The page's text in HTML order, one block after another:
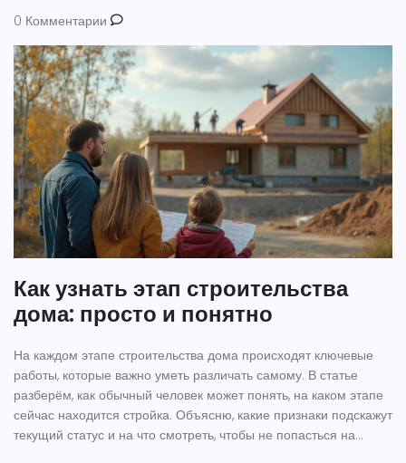
0 Комментарии
Как узнать этап строительства
дома: просто и понятно
На каждом этапе строительства дома происходят ключевые
работы, которые важно уметь различать самому. В статье
разберём, как обычный человек может понять, на каком этапе
сейчас находится стройка. Объясню, какие признаки подскажут
текущий статус и на что смотреть, чтобы не попасться на